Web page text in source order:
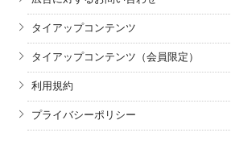
タイアップコンテンツ
タイアップコンテンツ（会員限定）
利用規約
プライバシーポリシー